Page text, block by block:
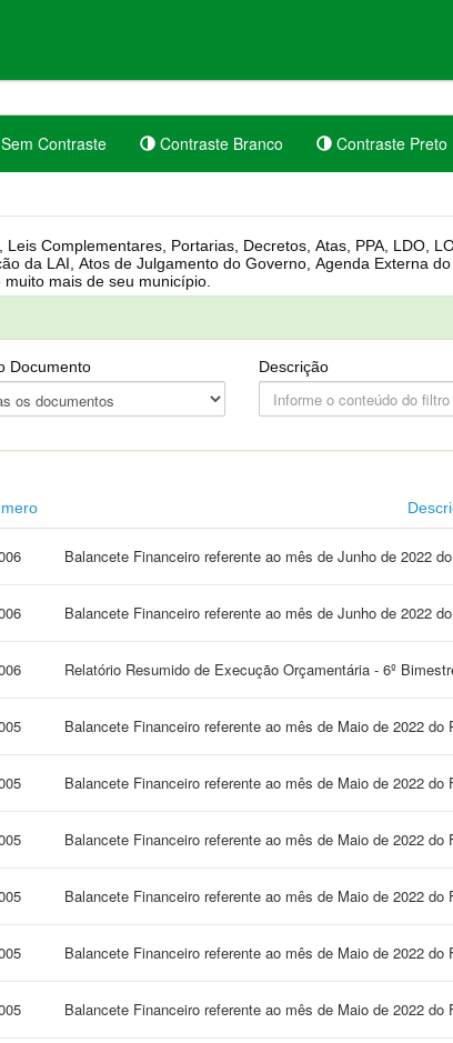
Sem Contraste Contraste Branco Contraste Preto
Interno, Pauta
Câmara, Controle dos bens públicos e muito mais de seu município.
Documento Descrição
Balancete Financeiro referente ao mês de Junho de 2022
Balancete Financeiro referente ao mês de Junho de 2022
Relatório Resumido de Execução Orçamentária - 6º
Balancete Financeiro referente ao mês de Maio de 2022
Balancete Financeiro referente ao mês de Maio de 2022 do
Balancete Financeiro referente ao mês de Maio de 2022 do
Balancete Financeiro referente ao mês de Maio de 2022
Balancete Financeiro referente ao mês de Maio de 2022
Balancete Financeiro referente ao mês de Maio de 2022